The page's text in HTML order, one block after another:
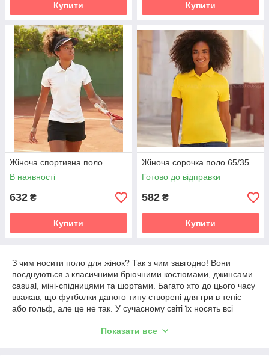
Купити Купити
Жіноча спортивна поло
В наявності
632 ₴
Купити
Жіноча сорочка поло 65/35
Готово до відправки
582 ₴
Купити
З чим носити поло для жінок? Так з чим завгодно! Вони
поєднуються з класичними брючними костюмами, джинсами
casual, міні-спідницями та шортами. Багато хто до цього часу
вважав, що футболки даного типу створені для гри в теніс
або гольф, але це не так. У сучасному світі їх носять всі
Відмінними рисами поло є наявність 2,3 або 4 ґудзиків і
Показати все